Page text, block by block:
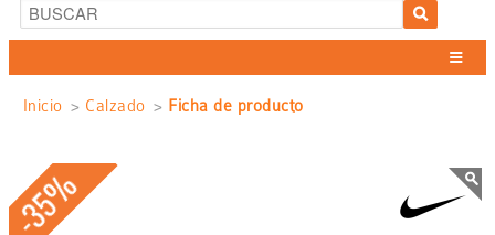
Sobrescribir
de
Inicio Calzado Ficha de producto
-35%